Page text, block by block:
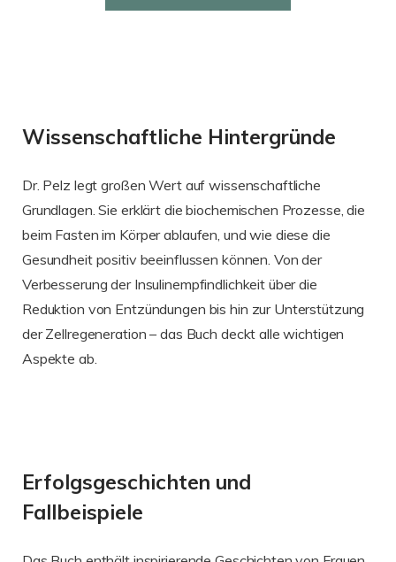
Wissenschaftliche Hintergründe
Dr. Pelz legt großen Wert auf wissenschaftliche
Grundlagen. Sie erklärt die biochemischen Prozesse, die
beim Fasten im Körper ablaufen, und wie diese die
Gesundheit positiv beeinflussen können. Von der
Verbesserung der Insulinempfindlichkeit über die
Reduktion von Entzündungen bis hin zur Unterstützung
der Zellregeneration – das Buch deckt alle wichtigen
Aspekte ab.
Erfolgsgeschichten und
Fallbeispiele